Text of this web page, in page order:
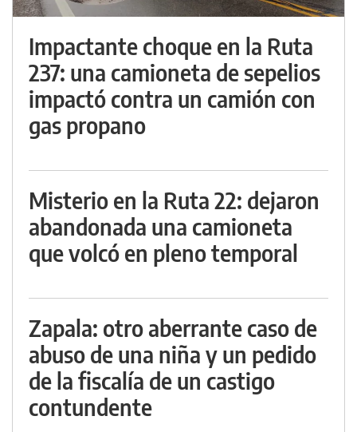
Impactante choque en la Ruta
237: una camioneta de sepelios
impactó contra un camión con
gas propano
Misterio en la Ruta 22: dejaron
abandonada una camioneta
que volcó en pleno temporal
Zapala: otro aberrante caso de
abuso de una niña y un pedido
de la fiscalía de un castigo
contundente